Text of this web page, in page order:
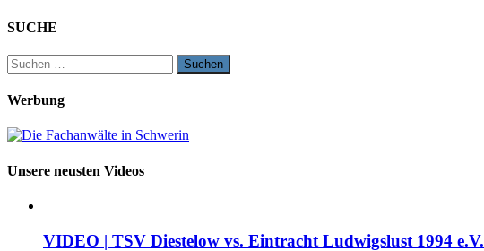
SUCHE
Suchen
nach:
Werbung
Unsere neusten Videos
VIDEO | TSV Diestelow vs. Eintracht Ludwigslust 1994 e.V.